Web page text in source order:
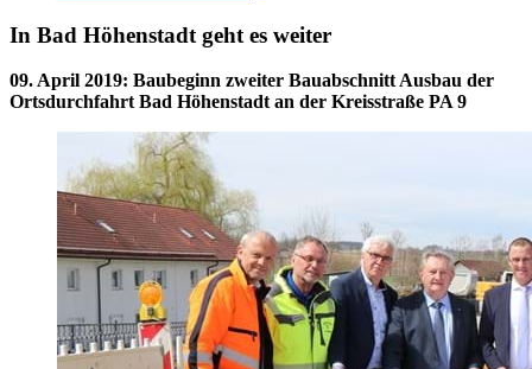
In Bad Höhenstadt geht es weiter
09. April 2019: Baubeginn zweiter Bauabschnitt Ausbau der
Ortsdurchfahrt Bad Höhenstadt an der Kreisstraße PA 9